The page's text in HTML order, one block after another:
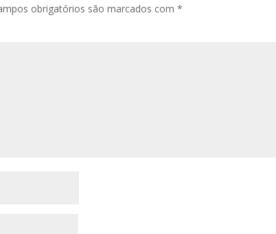
obrigatórios são marcados com*